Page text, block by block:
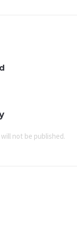
not be published.